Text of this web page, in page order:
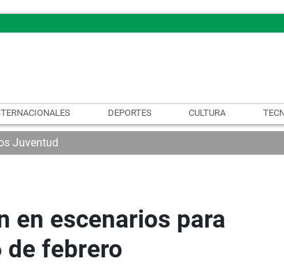
DEPORTES CULTURA
Juventud
en escenarios para
de febrero